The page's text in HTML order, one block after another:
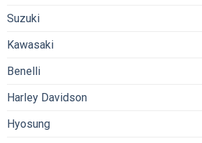
Suzuki
Kawasaki
Benelli
Harley Davidson
Hyosung